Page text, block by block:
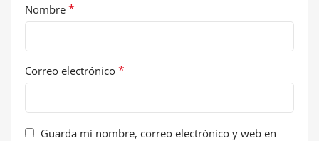
Nombre *
Correo electrónico *
Guarda mi nombre, correo electrónico y web en